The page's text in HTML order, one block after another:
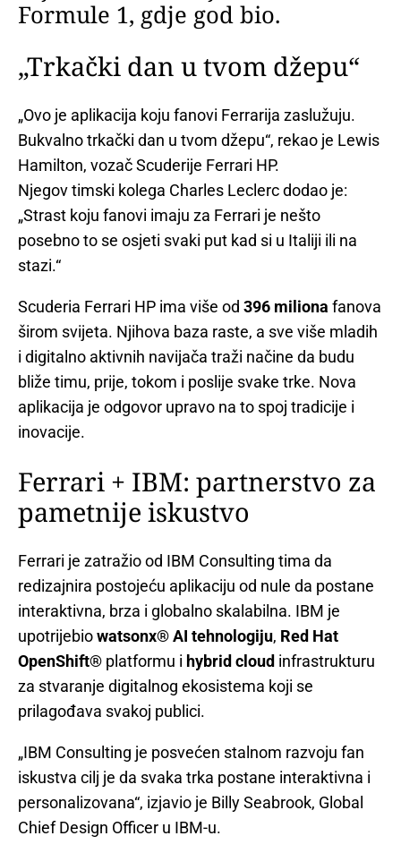
Formule 1, gdje god bio.
„Trkački dan u tvom džepu“
„Ovo je aplikacija koju fanovi Ferrarija zaslužuju.
Bukvalno trkački dan u tvom džepu“, rekao je Lewis
Hamilton, vozač Scuderije Ferrari HP.
Njegov timski kolega Charles Leclerc dodao je:
„Strast koju fanovi imaju za Ferrari je nešto
posebno to se osjeti svaki put kad si u Italiji ili na
stazi.“
Scuderia Ferrari HP ima više od 396 miliona fanova
širom svijeta. Njihova baza raste, a sve više mladih
i digitalno aktivnih navijača traži načine da budu
bliže timu, prije, tokom i poslije svake trke. Nova
aplikacija je odgovor upravo na to spoj tradicije i
inovacije.
Ferrari + IBM: partnerstvo za
pametnije iskustvo
Ferrari je zatražio od IBM Consulting tima da
redizajnira postojeću aplikaciju od nule da postane
interaktivna, brza i globalno skalabilna. IBM je
upotrijebiowatsonx® AI tehnologiju, Red Hat
OpenShift® platformu i hybrid cloud infrastrukturu
za stvaranje digitalnog ekosistema koji se
prilagođava svakoj publici.
„IBM Consulting je posvećen stalnom razvoju fan
iskustva cilj je da svaka trka postane interaktivna i
personalizovana“, izjavio je Billy Seabrook, Global
Chief Design Officer u IBM-u.